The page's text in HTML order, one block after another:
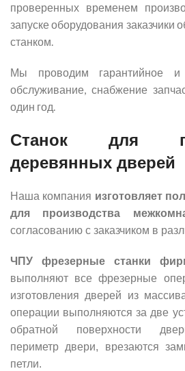
проверенных временем
запуске оборудования заказчики
станком.
Мы проводим гарантийное и
обслуживание, снабжение
один год.
Станок для
деревянных дверей
Наша компания изготовляет
для производства
согласованию с заказчиком в
ЧПУ фрезерные станки
выполняют все фрезерные
изготовления дверей из
операции выполняются за две
обратной поверхности
периметр двери, врезаются
петли.